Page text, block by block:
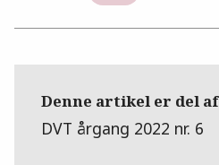
Denne artikel er del af
DVT årgang 2022 nr. 6